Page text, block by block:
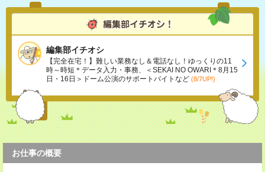
編集部イチオシ
【完全在宅！】難しい業務なし＆電話なし！ゆっくりの11
時～時短＊データ入力・事務、＜SEKAI NO OWARI＊8月15
日・16日＞ドーム公演のサポートバイトなど (8/7UP!)
お仕事の概要